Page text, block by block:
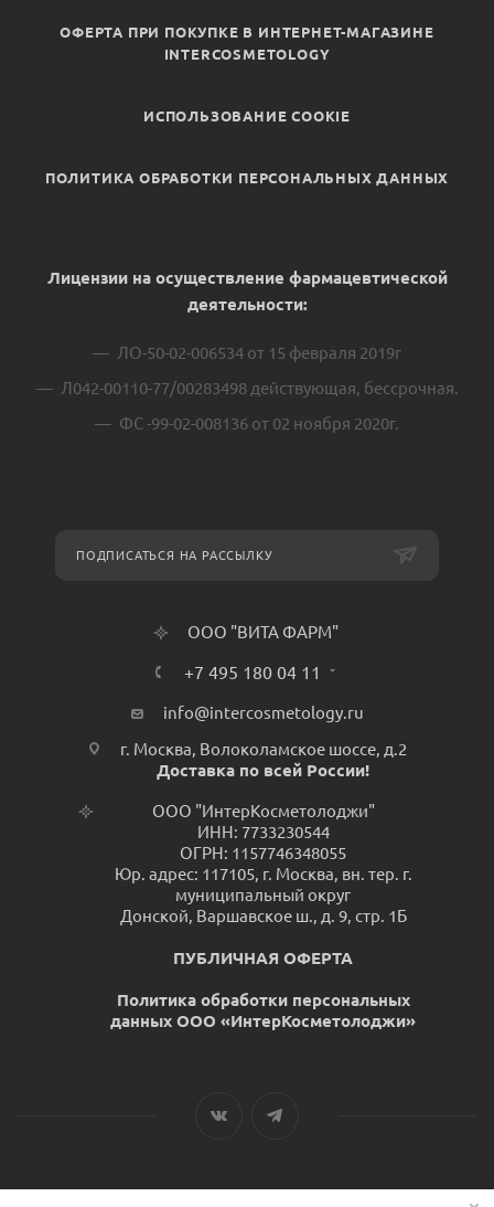
ОФЕРТА ПРИ ПОКУПКЕ В ИНТЕРНЕТ-МАГАЗИНЕ
INTERCOSMETOLOGY
ИСПОЛЬЗОВАНИЕ COOKIE
ПОЛИТИКА ОБРАБОТКИ ПЕРСОНАЛЬНЫХ ДАННЫХ
Лицензии на осуществление фармацевтической
деятельности:
ЛО-50-02-006534 от 15 февраля 2019г
Л042-00110-77/00283498 действующая, бессрочная.
ФС -99-02-008136 от 02 ноября 2020г.
ПОДПИСАТЬСЯ НА РАССЫЛКУ
ООО "ВИТА ФАРМ"
+7 495 180 04 11
info@intercosmetology.ru
г. Москва, Волоколамское шоссе, д.2
Доставка по всей России!
ООО "ИнтерКосметолоджи"
ИНН: 7733230544
ОГРН: 1157746348055
Юр. адрес: 117105, г. Москва, вн. тер. г.
муниципальный округ
Донской, Варшавское ш., д. 9, стр. 1Б
ПУБЛИЧНАЯ ОФЕРТА
Политика обработки персональных
данных ООО «ИнтерКосметолоджи»